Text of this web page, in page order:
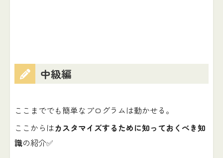
中級編
ここまででも簡単なプログラムは動かせる。
ここからはカスタマイズするために知っておくべき知
識の紹介✅